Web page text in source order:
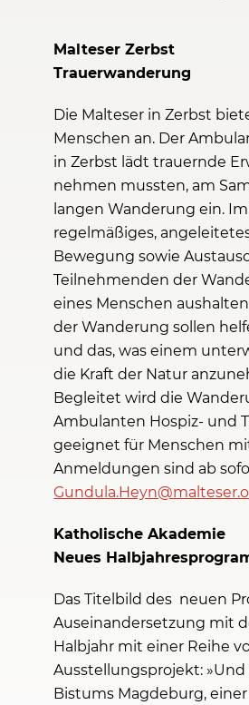
Malteser Zerbst
Trauerwanderung
Die Malteser in Zerbst
Menschen an. Der
in Zerbst lädt trauernde
nehmen mussten, am
langen Wanderung ein.
regelmäßiges,
Bewegung sowie
Teilnehmenden der
eines Menschen
der Wanderung sollen
und das, was einem
die Kraft der Natur
Begleitet wird die
Ambulanten Hospiz- und
geeignet für Menschen
Anmeldungen sind ab
Katholische Akademie
Neues
Das Titelbild des neuen
Auseinandersetzung mit
Halbjahr mit einer Reihe
Ausstellungsprojekt: »Und
Bistums Magdeburg,